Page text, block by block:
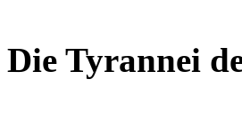
Die Tyrannei